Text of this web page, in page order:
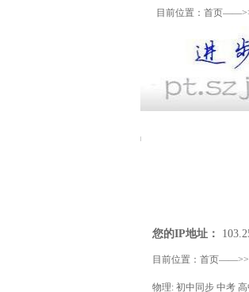
目前位置： 首页
您的IP地址：
目前位置： 首页——>>
物理: 初中同步 中考 高